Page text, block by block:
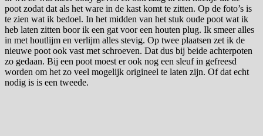
poot zodat dat als het ware in de kast komt te zitten. Op de foto’s is
te zien wat ik bedoel. In het midden van het stuk oude poot wat ik
heb laten zitten boor ik een gat voor een houten plug. Ik smeer alles
in met houtlijm en verlijm alles stevig. Op twee plaatsen zet ik de
nieuwe poot ook vast met schroeven. Dat dus bij beide achterpoten
zo gedaan. Bij een poot moest er ook nog een sleuf in gefreesd
worden om het zo veel mogelijk origineel te laten zijn. Of dat echt
nodig is is een tweede.